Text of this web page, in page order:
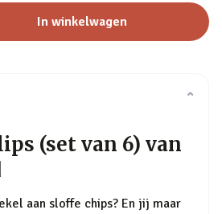
In winkelwagen
⌄
(set van 6) van
aan sloffe chips? En jij maar